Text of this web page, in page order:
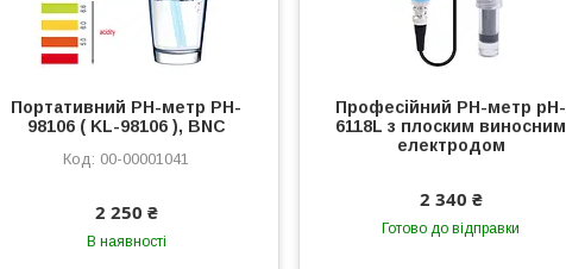
Портативний РН-метр PH-
98106 ( KL-98106 ), BNC
00-00001041
2 250 ₴
В наявності
Професійний PН-метр pH-
6118L з плоским виносним
електродом
2 340 ₴
Готово до відправки